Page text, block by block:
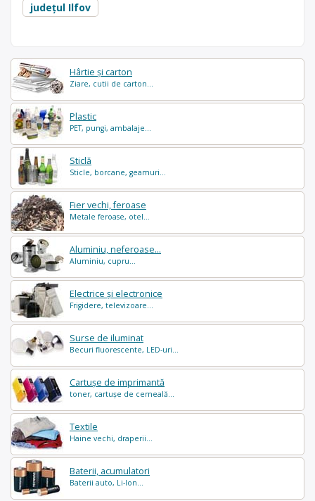
Hârtie și carton
Ziare, cutii de carton...
Plastic
PET, pungi, ambalaje...
Sticlă
Sticle, borcane, geamuri...
Fier vechi, feroase
Metale feroase, otel...
Aluminiu, neferoase...
Aluminiu, cupru...
Electrice și electronice
Frigidere, televizoare...
Surse de iluminat
Becuri fluorescente, LED-uri...
Cartușe de imprimantă
toner, cartușe de cerneală...
Textile
Haine vechi, draperii...
Baterii, acumulatori
Baterii auto, Li-Ion...
județul Ilfov